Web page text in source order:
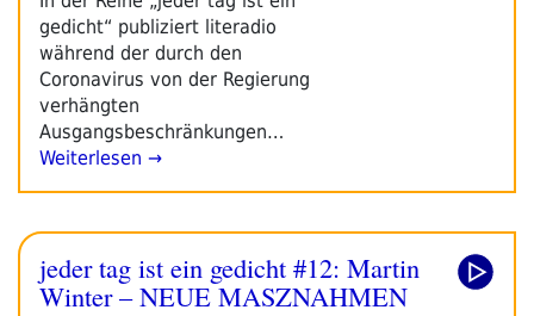
gedicht“ publiziert literadio
während der durch den
Coronavirus von der Regierung
verhängten
Ausgangsbeschränkungen…
Weiterlesen →
jeder tag ist ein gedicht #12: Martin
Winter – NEUE MASZNAHMEN